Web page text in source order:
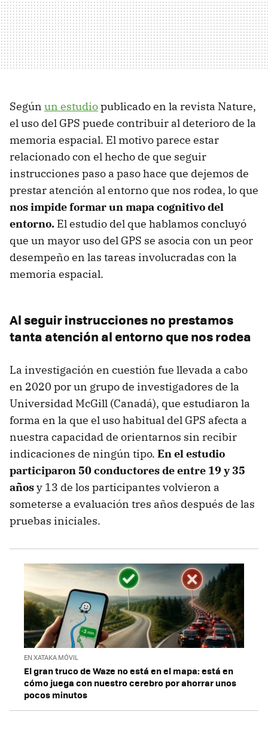
Según un estudiopublicado en la revista Nature,
el uso del GPS puede contribuir al deterioro de la
memoria espacial. El motivo parece estar
relacionado con el hecho de que seguir
instrucciones paso a paso hace que dejemos de
prestar atención al entorno que nos rodea, lo que
nos impide formar un mapa cognitivo del
entorno. El estudio del que hablamos concluyó
que un mayor uso del GPS se asocia con un peor
desempeño en las tareas involucradas con la
memoria espacial.
Al seguir instrucciones no prestamos
tanta atención al entorno que nos rodea
La investigación en cuestión fue llevada a cabo
en 2020 por un grupo de investigadores de la
Universidad McGill (Canadá), que estudiaron la
forma en la que el uso habitual del GPS afecta a
nuestra capacidad de orientarnos sin recibir
indicaciones de ningún tipo. En el estudio
participaron 50 conductores de entre 19 y 35
añosy 13 de los participantes volvieron a
someterse a evaluación tres años después de las
pruebas iniciales.
EN XATAKA MÓVIL
El gran truco de Waze no está en el mapa: está en
cómo juega con nuestro cerebro por ahorrar unos
pocos minutos